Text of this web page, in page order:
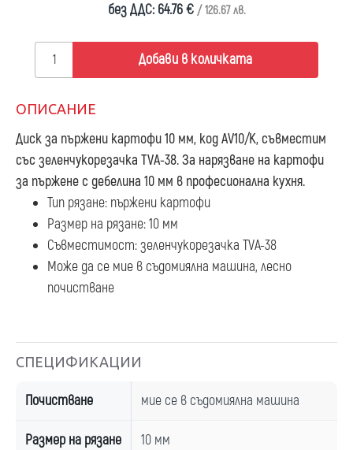
без ДДС: 64.76 € / 126.67 лв.
Добави в количката
ОПИСАНИЕ
Диск за пържени картофи 10 мм, код AV10/K, съвместим
със зеленчукорезачка TVA-38. За нарязване на картофи
за пържене с дебелина 10 мм в професионална кухня.
Тип рязане: пържени картофи
Размер на рязане: 10 мм
Съвместимост: зеленчукорезачка TVA-38
Може да се мие в съдомиялна машина, лесно
почистване
СПЕЦИФИКАЦИИ
Почистване мие се в съдомиялна машина
Размер на рязане 10 мм